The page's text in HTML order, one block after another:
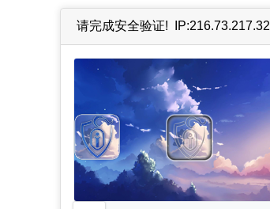
请完成安全验证! IP:216.73.217.32